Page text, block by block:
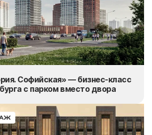
Софийская» — бизнес-класс
с парком вместо двора